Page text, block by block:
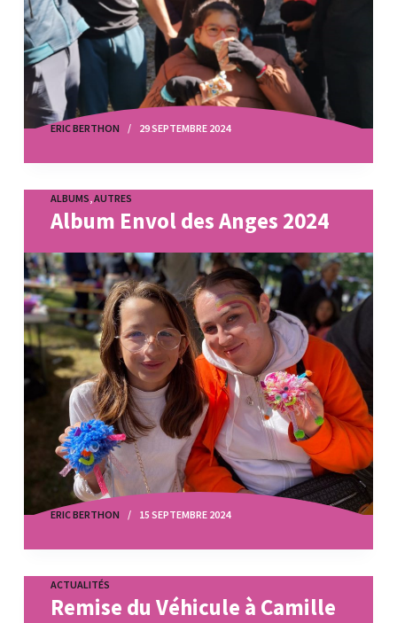
ERIC BERTHON 29 SEPTEMBRE 2024
ALBUMS,AUTRES
Album Envol des Anges 2024
ERIC BERTHON 15 SEPTEMBRE 2024
ACTUALITÉS
Remise du Véhicule à Camille